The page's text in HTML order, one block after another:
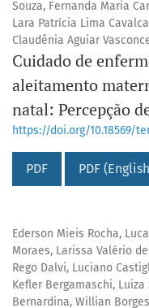
Souza, Fernanda Maria
Lara Patrícia Lima
Claudênia Aguiar
Cuidado de
aleitamento
natal: Percepção
https://doi.org/10.18569/
PDF PDF
Ederson Mieis Rocha,
Moraes, Larissa Valério
Rego Dalvi, Luciano
Kefler Bergamaschi,
Bernardina, Willian